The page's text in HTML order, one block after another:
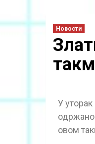
Новости
У уторак
овом